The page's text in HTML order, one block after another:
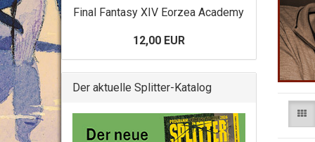
Final Fantasy XIV Eorzea Academy
12,00 EUR
Der aktuelle Splitter-Katalog